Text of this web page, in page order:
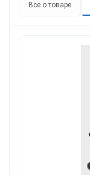
Все о товаре